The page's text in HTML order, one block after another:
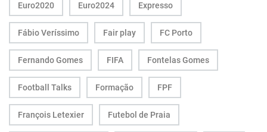
Euro2020 Euro2024 Expresso
Fábio Veríssimo Fair play FC Porto
Fernando Gomes FIFA Fontelas Gomes
Football Talks Formação FPF
François Letexier Futebol de Praia